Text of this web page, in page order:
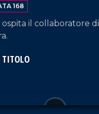
168
ospita il collaboratore